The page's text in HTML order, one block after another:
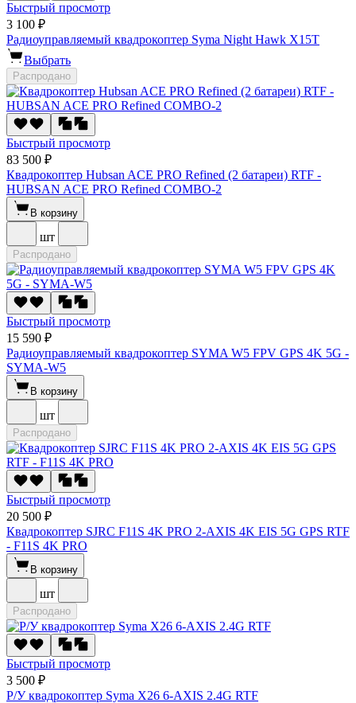
Быстрый просмотр
3 100 ₽
Радиоуправляемый квадрокоптер Syma Night Hawk X15T
Выбрать
Распродано
Быстрый просмотр
83 500 ₽
Квадрокоптер Hubsan ACE PRO Refined (2 батареи) RTF -
HUBSAN ACE PRO Refined COMBO-2
В корзину
шт
Распродано
Быстрый просмотр
15 590 ₽
Радиоуправляемый квадрокоптер SYMA W5 FPV GPS 4K 5G -
SYMA-W5
В корзину
шт
Распродано
Быстрый просмотр
20 500 ₽
Квадрокоптер SJRC F11S 4K PRO 2-AXIS 4K EIS 5G GPS RTF
- F11S 4K PRO
В корзину
шт
Распродано
Быстрый просмотр
3 500 ₽
Р/У квадрокоптер Syma X26 6-AXIS 2.4G RTF